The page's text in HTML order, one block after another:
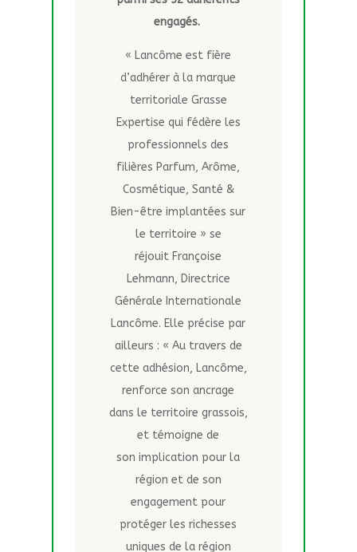
engagés.
« Lancôme est fière
d’adhérer à la marque
territoriale Grasse
Expertise qui fédère les
professionnels des
filières Parfum, Arôme,
Cosmétique, Santé &
Bien-être implantées sur
le territoire » se
réjouit Françoise
Lehmann, Directrice
Générale Internationale
Lancôme. Elle précise par
ailleurs : « Au travers de
cette adhésion, Lancôme,
renforce son ancrage
dans le territoire grassois,
et témoigne de
son implication pour la
région et de son
engagement pour
protéger les richesses
uniques de la région